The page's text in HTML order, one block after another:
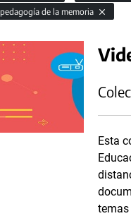
pedagogía de la memoria
Esta
temas